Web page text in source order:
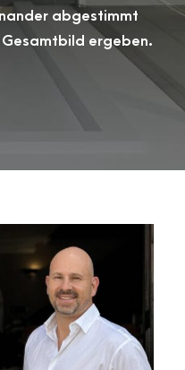
abgestimmt
Gesamtbild ergeben.